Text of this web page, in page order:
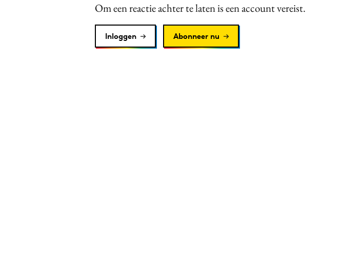
Om een reactie achter te laten is een account vereist.
Inloggen Abonneer nu